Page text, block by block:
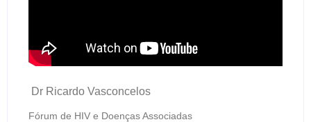
Dr Ricardo Vasconcelos
Fórum de HIV e Doenças Associadas